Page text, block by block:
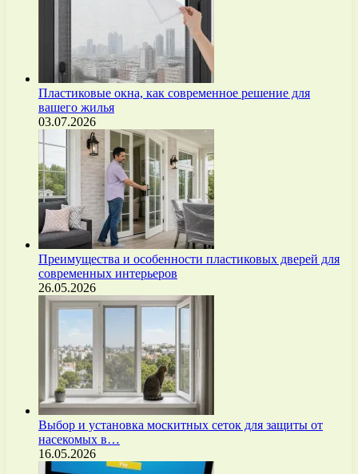
Пластиковые окна, как современное решение для
вашего жилья
03.07.2026
Преимущества и особенности пластиковых дверей для
современных интерьеров
26.05.2026
Выбор и установка москитных сеток для защиты от
насекомых в…
16.05.2026